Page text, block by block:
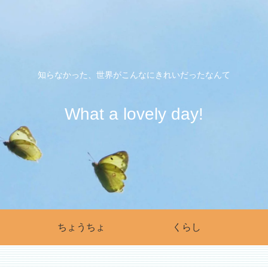
知らなかった、世界がこんなにきれいだったなんて
What a lovely day!
ちょうちょ くらし